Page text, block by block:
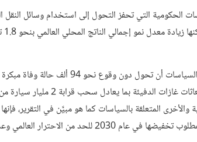
الحكومية التي تحفز التحول إلى استخدام وسائل
وفي الوقت نفسه، يمكن لهذه السياسات
2030، وكذلك منع إطلاق
العالمي وعدم زيادته أكثر من درجتين مئويتين.